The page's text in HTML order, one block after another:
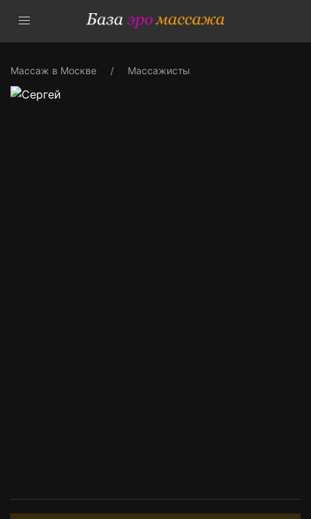
Массаж в Москве Массажисты